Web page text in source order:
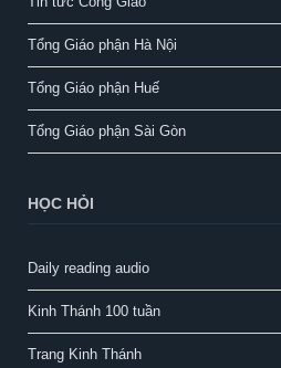
Tổng Giáo phận Hà Nội
Tổng Giáo phận Huế
Tổng Giáo phận Sài Gòn
HỌC HỎI
Daily reading audio
Kinh Thánh 100 tuần
Trang Kinh Thánh